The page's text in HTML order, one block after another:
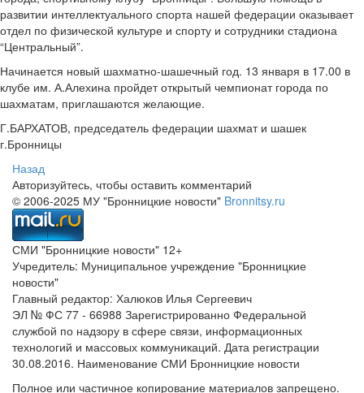
развитии интеллектуального спорта нашей федерации оказывает
отдел по физической культуре и спорту и сотрудники стадиона
“Центральный”.
Начинается новый шахматно-шашечный год. 13 января в 17.00 в
клубе им. А.Алехина пройдет открытый чемпионат города по
шахматам, приглашаются желающие.
Г.БАРХАТОВ, председатель федерации шахмат и шашек
г.Бронницы
Назад
Авторизуйтесь, чтобы оставить комментарий
© 2006-2025 МУ "Бронницкие новости" Bronnitsy.ru
СМИ "Бронницкие новости" 12+
Учредитель: Муниципальное учреждение "Бронницкие
новости"
Главный редактор: Халюков Илья Сергеевич
ЭЛ № ФС 77 - 66988 Зарегистрированно Федеральной
службой по надзору в сфере связи, информационных
технологий и массовых коммуникаций. Дата регистрации
30.08.2016. Наименование СМИ Бронницкие новости
Полное или частичное копирование материалов запрещено.